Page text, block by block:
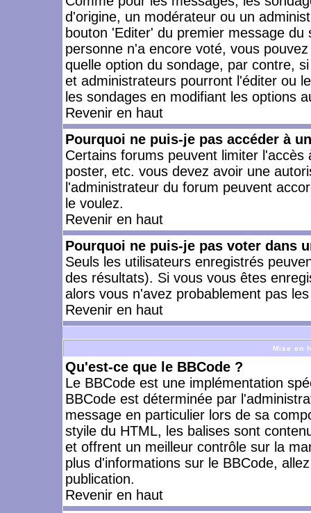
d'origine, un modérateur ou un
bouton 'Editer' du premier message
personne n'a encore voté, vous
quelle option du sondage, par contre,
et administrateurs pourront l'éditer ou
les sondages en modifiant les options
Revenir en haut
Pourquoi ne puis-je pas accéder à
Certains forums peuvent limiter
poster, etc. vous devez avoir une
l'administrateur du forum peuvent
le voulez.
Revenir en haut
Pourquoi ne puis-je pas voter dans
Seuls les utilisateurs enregistrés
des résultats). Si vous vous êtes
alors vous n'avez probablement pas
Revenir en haut
Mise en
Qu'est-ce que le BBCode ?
Le BBCode est une implémentation
BBCode est déterminée par
message en particulier lors de sa
styile du HTML, les balises sont
et offrent un meilleur contrôle sur la
plus d'informations sur le BBCode,
publication.
Revenir en haut